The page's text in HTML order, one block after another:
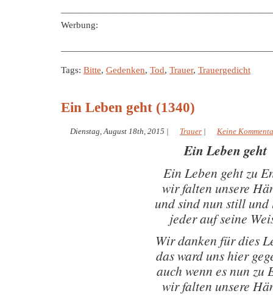
Werbung:
Tags: Bitte, Gedenken, Tod, Trauer, Trauergedicht
Ein Leben geht (1340)
Dienstag, August 18th, 2015 | Trauer | Keine
Ein Leben geht
Ein Leben geht zu
wir falten unsere
und sind nun still und
jeder auf seine
Wir danken für dies
das ward uns hier
auch wenn es nun zu
wir falten unsere